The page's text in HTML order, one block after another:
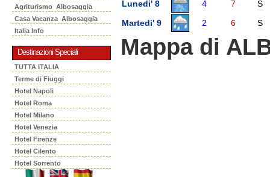
Agriturismo Albosaggia
Casa Vacanza Albosaggia
Italia Info
Destinazioni Speciali
TUTTA ITALIA
Terme di Fiuggi
Hotel Napoli
Hotel Roma
Hotel Milano
Hotel Venezia
Hotel Firenze
Hotel Cilento
Hotel Sorrento
Lunedi' 8
4 7
S
Martedi' 9
2 6 S
Mappa di